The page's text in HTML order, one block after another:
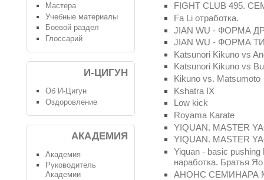
FIGHT CLUB 495.
Fa Li отработка.
JIAN WU - ФОРМА
JIAN WU - ФОРМА
Katsunori Kikuno vs
Katsunori Kikuno vs
Kikuno vs. Matsumoto
Kshatra IX
Low kick
Royama Karate
YIQUAN. MASTER
YIQUAN. MASTER
Yiquan - basic
наработка. Братья
АНОНС СЕМИНАРА
Мастера
Учебные материалы
Боевой раздел
Глоссарий
И-ЦИГУН
Об И-Цигун
Оздоровление
АКАДЕМИЯ
Академия
Руководитель
Академии